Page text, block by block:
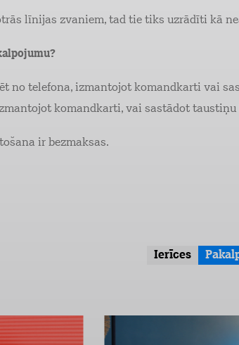
līnijas zvaniem, tad tie tiks uzrādīti kā
no telefona, izmantojot komandkarti vai
komandkarti, vai sastādot
ir bezmaksas.
Ierīces